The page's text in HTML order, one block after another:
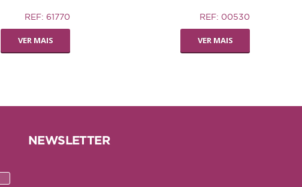
REF: 61770
VER MAIS
REF: 00530
VER MAIS
NEWSLETTER